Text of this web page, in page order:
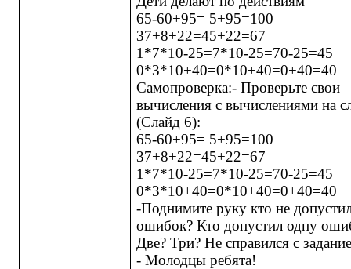
65-60+95= 5+95=100
37+8+22=45+22=67
1*7*10-25=7*10-25=70-25=45
0*3*10+40=0*10+40=0+40=40
Самопроверка:- Проверьте свои
вычисления с вычислениями на
(Слайд 6):
65-60+95= 5+95=100
37+8+22=45+22=67
1*7*10-25=7*10-25=70-25=45
0*3*10+40=0*10+40=0+40=40
-Поднимите руку кто не
ошибок? Кто допустил одну
Две? Три? Не справился с
- Молодцы ребята!